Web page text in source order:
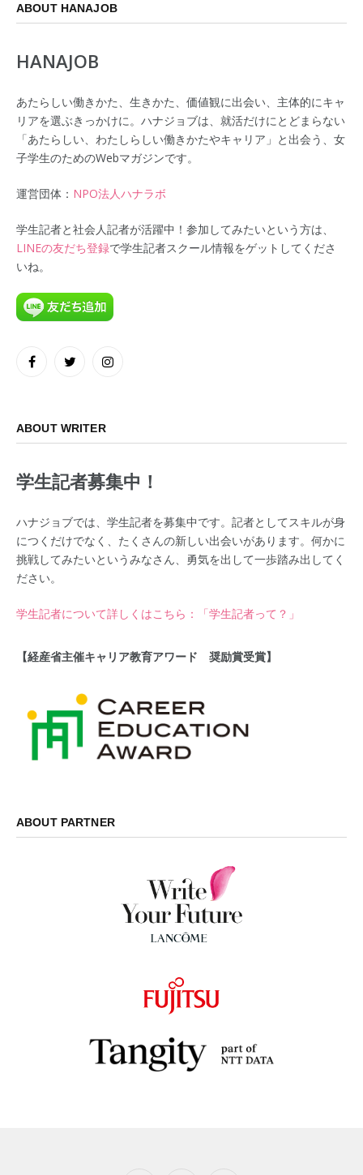
ABOUT HANAJOB
HANAJOB
あたらしい働きかた、生きかた、価値観に出会い、主体的にキャ
リアを選ぶきっかけに。ハナジョブは、就活だけにとどまらない
「あたらしい、わたしらしい働きかたやキャリア」と出会う、女
子学生のためのWebマガジンです。
運営団体： NPO法人ハナラボ
学生記者と社会人記者が活躍中！参加してみたいという方は、
LINEの友だち登録で学生記者スクール情報をゲットしてくださ
いね。
FacebookTwitter Instagram
ABOUT WRITER
学生記者募集中！
ハナジョブでは、学生記者を募集中です。記者としてスキルが身
につくだけでなく、たくさんの新しい出会いがあります。何かに
挑戦してみたいというみなさん、勇気を出して一歩踏み出してく
ださい。
学生記者について詳しくはこちら：「学生記者って？」
【経産省主催キャリア教育アワード 奨励賞受賞】
ABOUT PARTNER